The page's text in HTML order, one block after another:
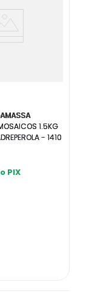
1.5KG
- 1410
PIX